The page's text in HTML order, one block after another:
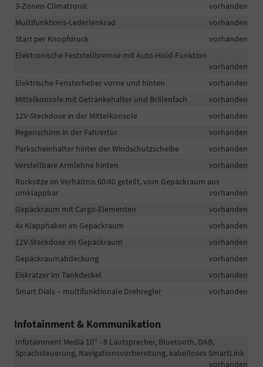
3-Zonen-Climatronic
vorhanden
Multifunktions-Lederlenkrad
vorhanden
Start per Knopfdruck
vorhanden
Elektronische Feststellbremse mit Auto-Hold-Funktion
vorhanden
Elektrische Fensterheber vorne und hinten
vorhanden
Mittelkonsole mit Getränkehalter und Brillenfach
vorhanden
12V-Steckdose in der Mittelkonsole
vorhanden
Regenschirm in der Fahrertür
vorhanden
Parkscheinhalter hinter der Windschutzscheibe
vorhanden
Verstellbare Armlehne hinten
vorhanden
Rücksitze im Verhältnis 60:40 geteilt, vom Gepäckraum aus
umklappbar
vorhanden
Gepäckraum mit Cargo-Elementen
vorhanden
4x Klapphaken im Gepäckraum
vorhanden
12V-Steckdose im Gepäckraum
vorhanden
Gepäckraumabdeckung
vorhanden
Eiskratzer im Tankdeckel
vorhanden
Smart Dials – multifunktionale Drehregler
vorhanden
Infotainment & Kommunikation
Infotainment Media 10" - 8 Lautsprecher, Bluetooth, DAB,
Sprachsteuerung, Navigationsvorbereitung, kabelloses SmartLink
vorhanden